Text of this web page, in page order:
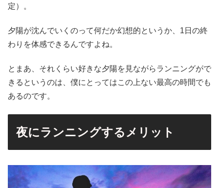
定）。
夕陽が沈んでいくのって何だか幻想的というか、1日の終
わりを体感できるんですよね。
とまあ、それくらい好きな夕陽を見ながらランニングがで
きるというのは、僕にとってはこの上ない最高の時間でも
あるのです。
夜にランニングするメリット